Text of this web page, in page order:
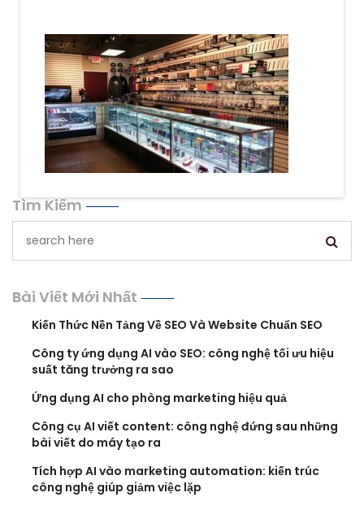
Tìm Kiếm
Bài Viết Mới Nhất
Kiến Thức Nền Tảng Về SEO Và Website Chuẩn SEO
Công ty ứng dụng AI vào SEO: công nghệ tối ưu hiệu
suất tăng trưởng ra sao
Ứng dụng AI cho phòng marketing hiệu quả
Công cụ AI viết content: công nghệ đứng sau những
bài viết do máy tạo ra
Tích hợp AI vào marketing automation: kiến trúc
công nghệ giúp giảm việc lặp